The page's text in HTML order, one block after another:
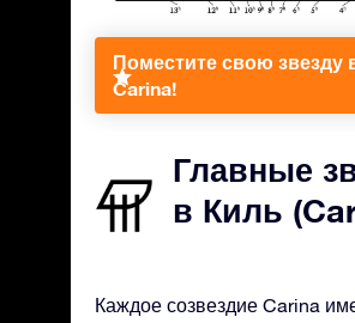
Поместите свою звезду
Carina!
Главные
в Киль
Каждое созвездие Carina